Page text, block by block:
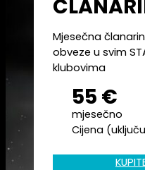
Mjesečna
obveze u svim
klubovima
55 €
mjesečno
Cijena